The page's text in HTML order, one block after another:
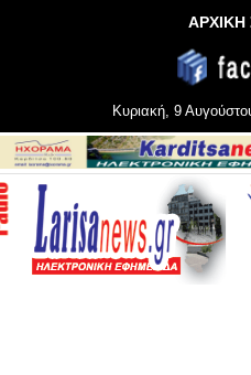
ΑΡΧΙΚΗ
Κυριακή, 9